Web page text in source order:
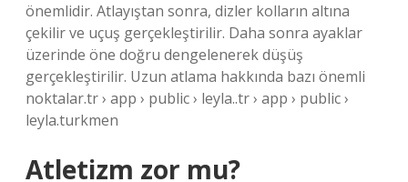
önemlidir. Atlayıştan sonra, dizler kolların altına
çekilir ve uçuş gerçekleştirilir. Daha sonra ayaklar
üzerinde öne doğru dengelenerek düşüş
gerçekleştirilir. Uzun atlama hakkında bazı önemli
noktalar.tr › app › public › leyla..tr › app › public ›
leyla.turkmen
Atletizm zor mu?